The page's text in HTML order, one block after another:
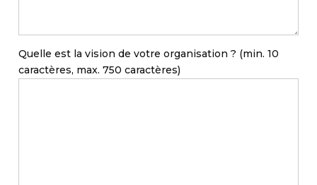
Quelle est la vision de votre organisation ? (min. 10
caractères, max. 750 caractères)